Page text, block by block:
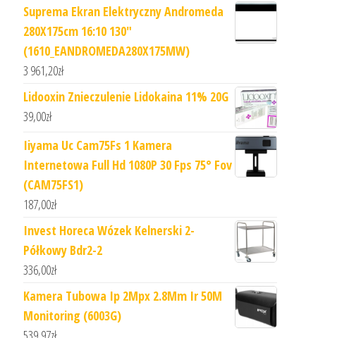
Suprema Ekran Elektryczny Andromeda
280X175cm 16:10 130"
(1610_EANDROMEDA280X175MW)
3 961,20zł
Lidooxin Znieczulenie Lidokaina 11% 20G
39,00zł
Iiyama Uc Cam75Fs 1 Kamera
Internetowa Full Hd 1080P 30 Fps 75° Fov
(CAM75FS1)
187,00zł
Invest Horeca Wózek Kelnerski 2-
Półkowy Bdr2-2
336,00zł
Kamera Tubowa Ip 2Mpx 2.8Mm Ir 50M
Monitoring (6003G)